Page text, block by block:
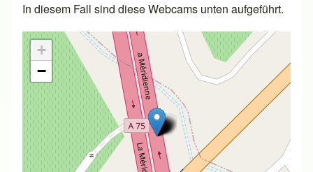
In diesem Fall sind diese Webcams unten aufgeführt.
+
−